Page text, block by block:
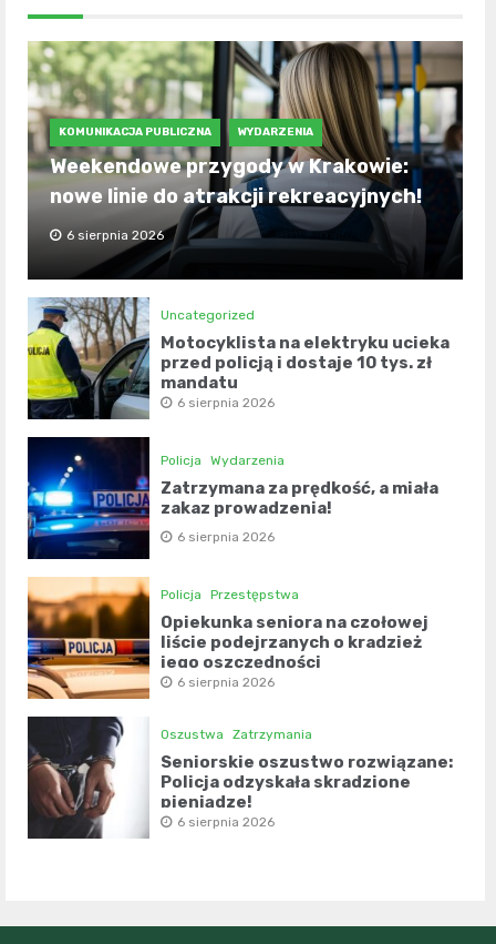
KOMUNIKACJA PUBLICZNA WYDARZENIA
Weekendowe przygody w Krakowie:
nowe linie do atrakcji rekreacyjnych!
6 sierpnia 2026
Uncategorized
Motocyklista na elektryku ucieka
przed policją i dostaje 10 tys. zł
mandatu
6 sierpnia 2026
Policja Wydarzenia
Zatrzymana za prędkość, a miała
zakaz prowadzenia!
6 sierpnia 2026
Policja Przestępstwa
Opiekunka seniora na czołowej
liście podejrzanych o kradzież
jego oszczędności
6 sierpnia 2026
Oszustwa Zatrzymania
Seniorskie oszustwo rozwiązane:
Policja odzyskała skradzione
pieniądze!
6 sierpnia 2026